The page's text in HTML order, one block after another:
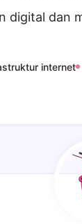
digital dan
internet